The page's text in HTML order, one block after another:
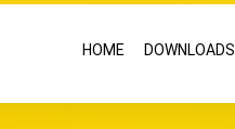
HOME DOWNLOADS